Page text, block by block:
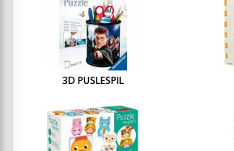
3D PUSLESPIL